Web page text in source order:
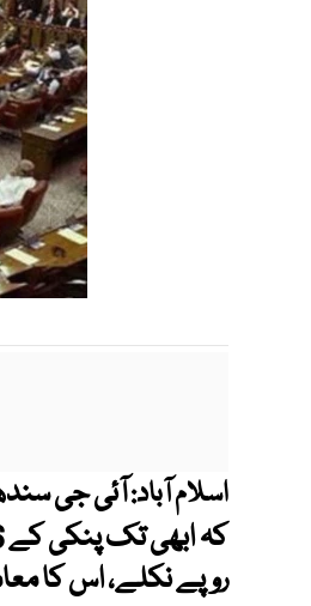
اسلام آباد:آئی جی
روپے نکلے، اس کا